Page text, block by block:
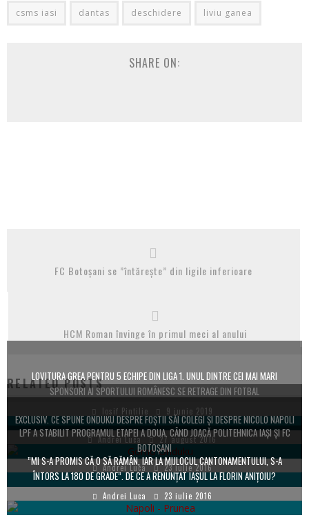
csms iasi dantas deschidere liviu ganea
SHARE ON:
FC Botoșani se ”întărește” din ligile inferioare
HCM Roman învinge în primul meci al anului
RELATED POSTS
LOVITURA GREA PENTRU 5 ECHIPE DIN LIGA 1. UNUL DINTRE CEI MAI MARI
SPONSORI AI SPORTULUI ROMÂNESC SE RETRAGE DIN FOTBAL
Iosif Pintilie 9 iunie 2019
EXCLUSIV. CE SPUNE ONDUKU DESPRE FOȘTII SĂI COLEGI ȘI DESPRE NICOLO NAPOLI
Andrei Luca 27 august 2016
LPF A STABILIT PROGRAMUL ETAPEI A DOUA. CÂND JOACĂ POLITEHNICA IAȘI ȘI FC
BOTOȘANI
Andrei Luca 23 iulie 2016
”MI S-A PROMIS CĂ O SĂ RĂMÂN, IAR LA MIJLOCUL CANTONAMENTULUI, S-A
ÎNTORS LA 180 DE GRADE”. DE CE A RENUNȚAT IAȘUL LA FLORIN ANIȚOIU?
Andrei Luca 23 iulie 2016